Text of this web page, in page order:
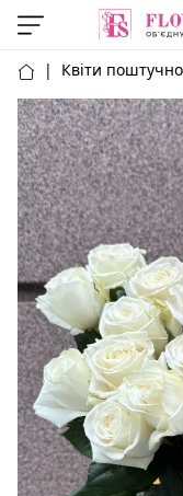
| Квіти поштучно